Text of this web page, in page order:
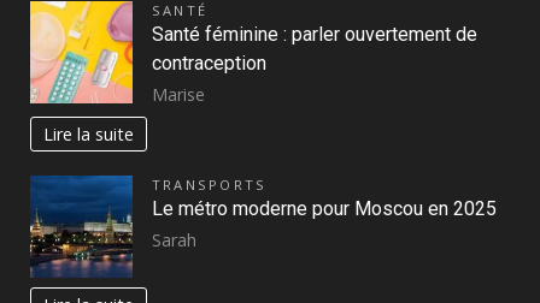
SANTÉ
Santé féminine : parler ouvertement de
contraception
Marise
Lire la suite
TRANSPORTS
Le métro moderne pour Moscou en 2025
Sarah